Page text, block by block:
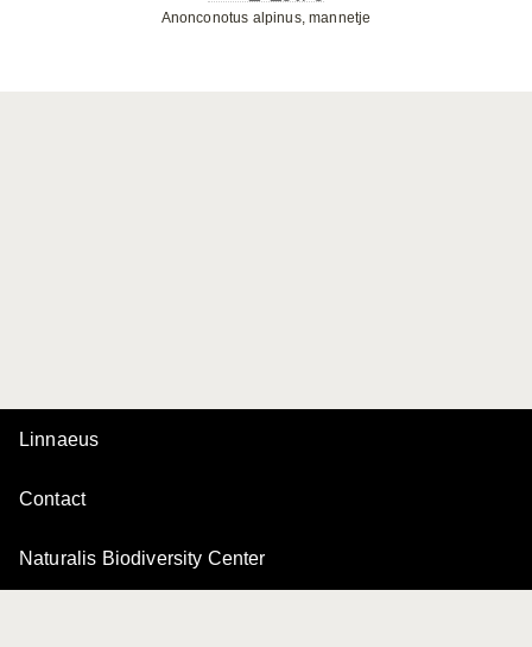
Anonconotus alpinus, mannetje
Linnaeus
Contact
Naturalis Biodiversity Center